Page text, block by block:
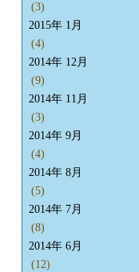
(3)
2015年 1月
(4)
2014年 12月
(9)
2014年 11月
(3)
2014年 9月
(4)
2014年 8月
(5)
2014年 7月
(8)
2014年 6月
(12)